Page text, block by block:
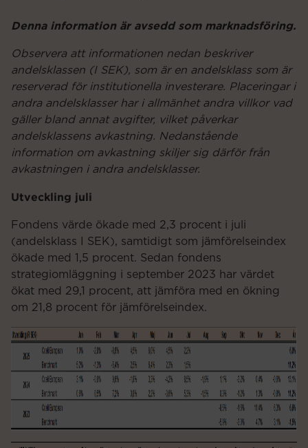
Denna information är avsedd som marknadsföring.
Observera att informationen nedan beskriver
andelsklassen (I SEK), som är en andelsklass som är
reserverad för institutionella investerare. Placeringar i
andra andelsklasser har i allmänhet andra villkor vad
gäller bland annat avgifter, vilket påverkar
andelsklassens avkastning. Nedanstående
information om avkastning skiljer sig därför från
avkastningen i andra andelsklasser.
Utveckling juli
Fondens värde ökade med 2,3 procent i juli
(andelsklass I SEK), samtidigt som jämförelseindex
ökade med 1,5 procent. Sedan fondens
strategiomläggning i september 2023 har värdet
ökat med 29,1 procent, att jämföra med en ökning
om 21,8 procent för jämförelseindex.